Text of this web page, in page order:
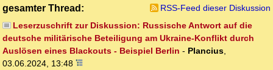
gesamter Thread:
RSS-Feed dieser Diskussion
Leserzuschrift zur Diskussion: Russische Antwort auf die
deutsche militärische Beteiligung am Ukraine-Konflikt durch
Auslösen eines Blackouts - Beispiel Berlin - Plancius,
03.06.2024, 13:48